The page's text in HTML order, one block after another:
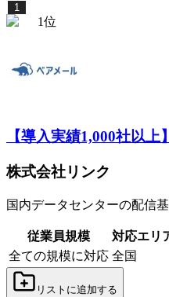
1
1位
【導入実績1,000社以
株式会社リンク
国内データセンターの配信
従業員規模
対応エリ
全ての規模に対応 全国
リストに追加する